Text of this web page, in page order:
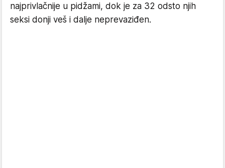
najprivlačnije u pidžami, dok je za 32 odsto njih
seksi donji veš i dalje neprevaziđen.